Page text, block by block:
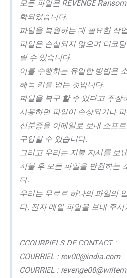
모든 파일은 REVENGE
화되었습니다.
파일을 복원하는 데 필요한 작
파일은 손실되지 않으며 디코
릴 수 있습니다.
이를 수행하는 유일한 방법은
해독 키를 얻는 것입니다.
파일을 복구 할 수 있다고 주장
사용하면 파일이 손상되거나
신분증을 이메일로 보내 소프
구입할 수 있습니다.
그리고 우리는 지불 지시를 보
지불 후 모든 파일을 반환하는
다.
우리는 무료로 하나의 파일의
다. 전자 메일 파일을 보내 주시
CCOURRIELS DE CONTACT :
COURRIEL : rev00@india.com
COURRIEL :